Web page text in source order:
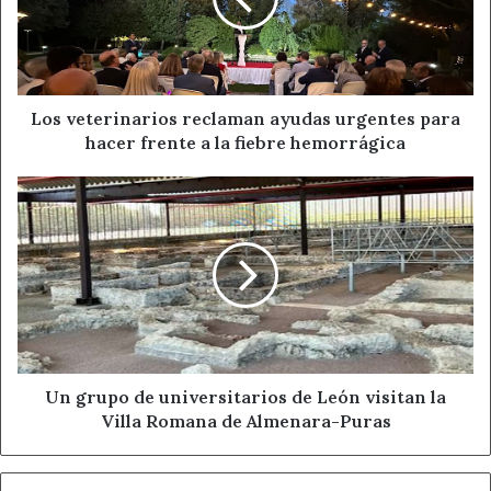
para
hacer
frente
a
Los veterinarios reclaman ayudas urgentes para
hacer frente a la fiebre hemorrágica
Un
grupo
de
universitarios
de
León
visitan
la
Villa
RomanaUn grupo de universitarios de León visitan la
Villa Romana de Almenara-Puras